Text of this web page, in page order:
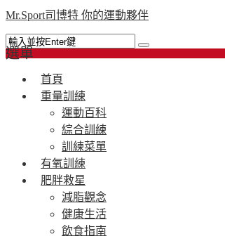
Mr.Sport司博特 你的運動夥伴
選單
首頁
重量訓練
運動百科
綜合訓練
訓練菜單
有氧訓練
肥胖救星
減脂觀念
健康生活
飲食指南